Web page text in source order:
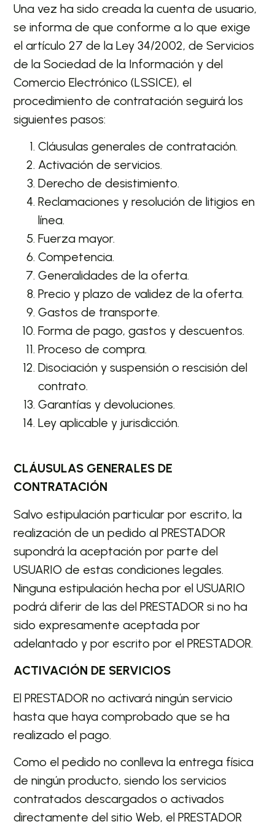
Una vez ha sido creada la cuenta de usuario,
se informa de que conforme a lo que exige
el artículo 27 de la Ley 34/2002, de Servicios
de la Sociedad de la Información y del
Comercio Electrónico (LSSICE), el
procedimiento de contratación seguirá los
siguientes pasos:
Cláusulas generales de contratación.
Activación de servicios.
Derecho de desistimiento.
Reclamaciones y resolución de litigios en
línea.
Fuerza mayor.
Competencia.
Generalidades de la oferta.
Precio y plazo de validez de la oferta.
Gastos de transporte.
Forma de pago, gastos y descuentos.
Proceso de compra.
Disociación y suspensión o rescisión del
contrato.
Garantías y devoluciones.
Ley aplicable y jurisdicción.
CLÁUSULAS GENERALES DE
CONTRATACIÓN
Salvo estipulación particular por escrito, la
realización de un pedido al PRESTADOR
supondrá la aceptación por parte del
USUARIO de estas condiciones legales.
Ninguna estipulación hecha por el USUARIO
podrá diferir de las del PRESTADOR si no ha
sido expresamente aceptada por
adelantado y por escrito por el PRESTADOR.
ACTIVACIÓN DE SERVICIOS
El PRESTADOR no activará ningún servicio
hasta que haya comprobado que se ha
realizado el pago.
Como el pedido no conlleva la entrega física
de ningún producto, siendo los servicios
contratados descargados o activados
directamente del sitio Web, el PRESTADOR